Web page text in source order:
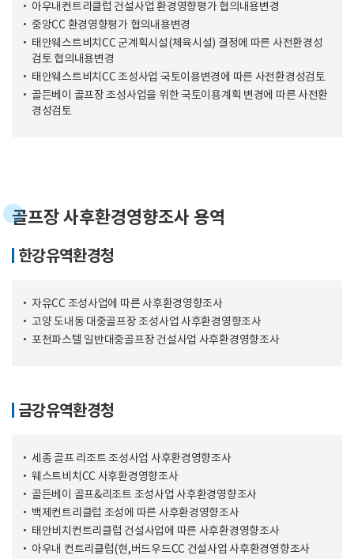
아우내컨트리클럽 건설사업 환경영향평가 협의내용변경
중앙CC 환경영향평가 협의내용변경
태안웨스트비치CC 군계획시설(체육시설) 결정에 따른 사전환경성
검토 협의내용변경
태안웨스트비치CC 조성사업 국토이용변경에 따른 사전환경성검토
골든베이 골프장 조성사업을 위한 국토이용계획 변경에 따른 사전환
경성검토
골프장 사후환경영향조사 용역
한강유역환경청
자유CC 조성사업에 따른 사후환경영향조사
고양 도내동 대중골프장 조성사업 사후환경영향조사
포천파스텔 일반대중골프장 건설사업 사후환경영향조사
금강유역환경청
세종 골프 리조트 조성사업 사후환경영향조사
웨스트비치CC 사후환경영향조사
골든베이 골프&리조트 조성사업 사후환경영향조사
백제컨트리클럽 조성에 따른 사후환경영향조사
태안비치컨트리클럽 건설사업에 따른 사후환경영향조사
아우내 컨트리클럽(현,버드우드CC 건설사업 사후환경영향조사